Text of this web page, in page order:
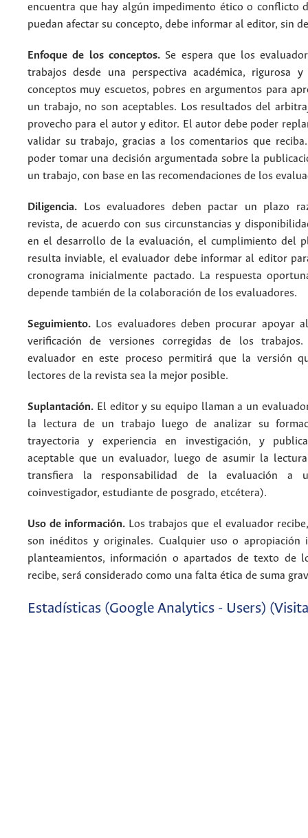
encuentra que hay algún impedimento ético o conflicto
puedan afectar su concepto, debe informar al editor, sin
Enfoque de los conceptos.Se espera que los
trabajos desde una perspectiva académica, rigurosa y
conceptos muy escuetos, pobres en argumentos para
un trabajo, no son aceptables. Los resultados del
provecho para el autor y editor. El autor debe poder
validar su trabajo, gracias a los comentarios que
poder tomar una decisión argumentada sobre la
un trabajo, con base en las recomendaciones de los
Diligencia. Los evaluadores deben pactar un plazo
revista, de acuerdo con sus circunstancias y
en el desarrollo de la evaluación, el cumplimiento del
resulta inviable, el evaluador debe informar al editor
cronograma inicialmente pactado. La respuesta
depende también de la colaboración de los evaluadores.
Seguimiento. Los evaluadores deben procurar apoyar
verificación de versiones corregidas de los
evaluador en este proceso permitirá que la versión
lectores de la revista sea la mejor posible.
Suplantación. El editor y su equipo llaman a un
la lectura de un trabajo luego de analizar su
trayectoria y experiencia en investigación, y
aceptable que un evaluador, luego de asumir la
transfiera la responsabilidad de la evaluación a
coinvestigador, estudiante de posgrado, etcétera).
Uso de información. Los trabajos que el evaluador
son inéditos y originales. Cualquier uso o apropiación
planteamientos, información o apartados de texto de
recibe, será considerado como una falta ética de suma
Estadísticas (Google Analytics - Users)